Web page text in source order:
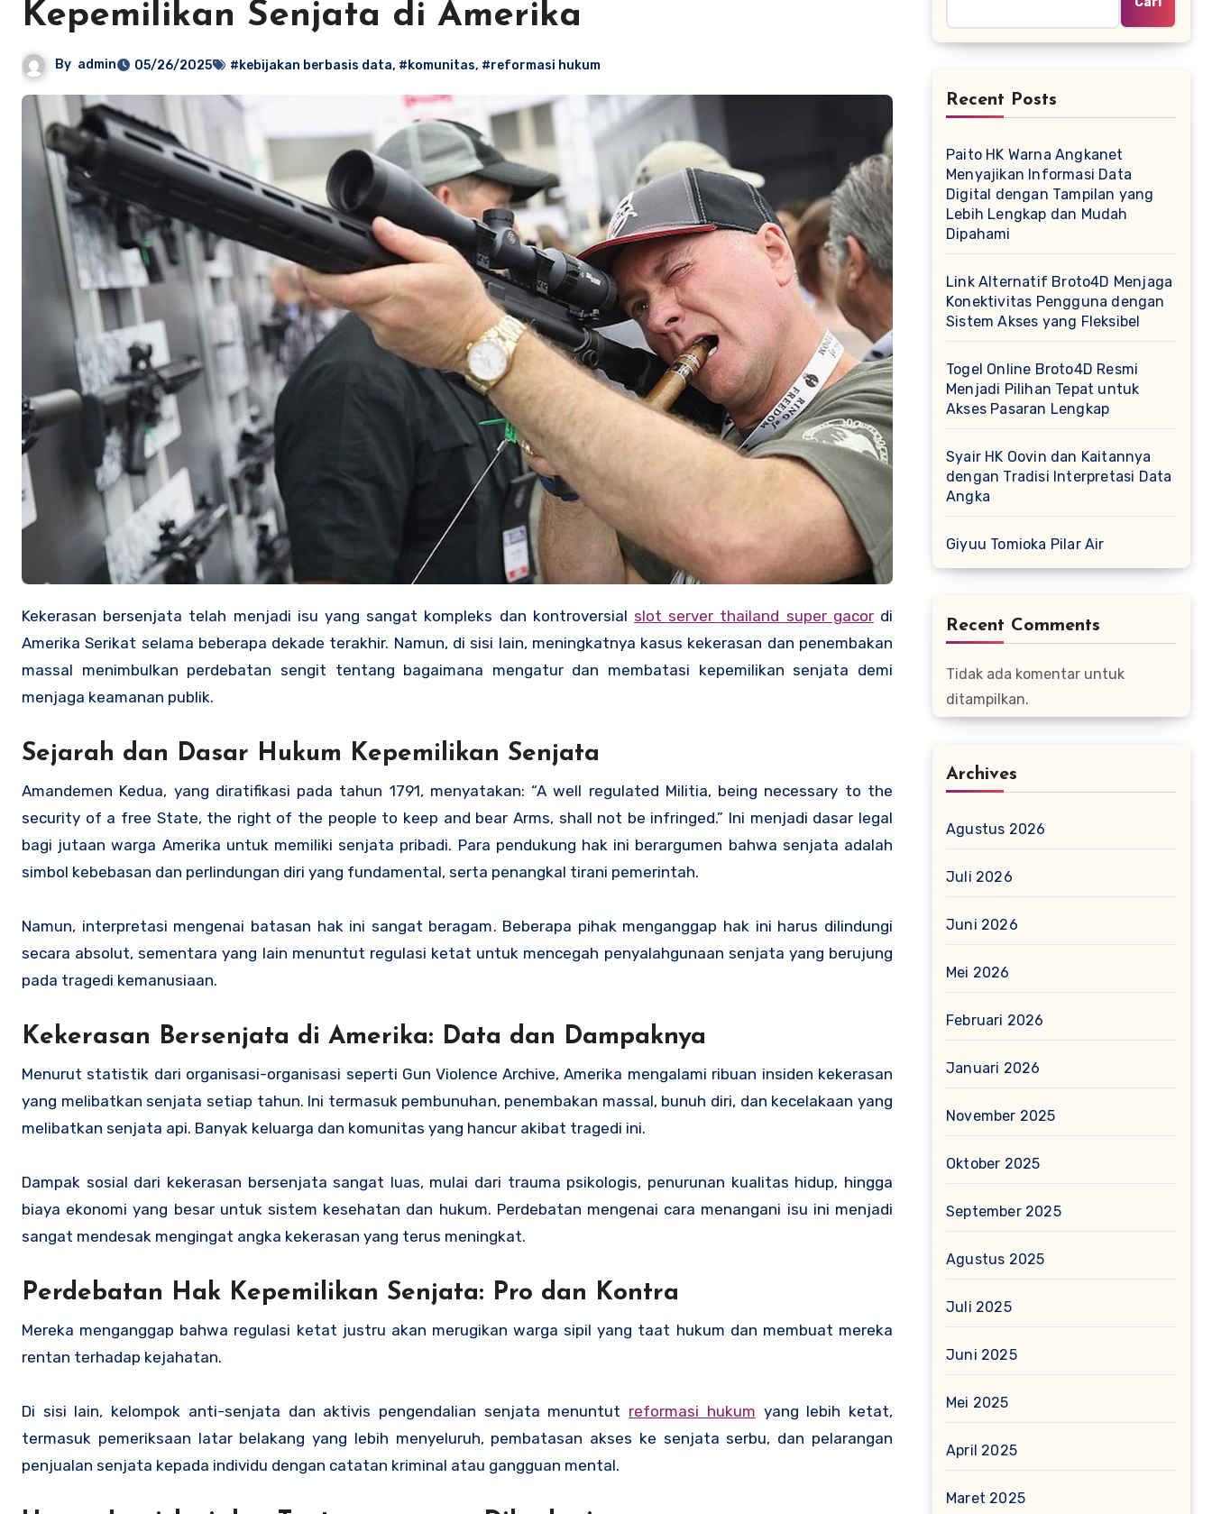
Kepemilikan Senjata di Amerika
By admin 05/26/2025 #kebijakan berbasis data, #komunitas, #reformasi hukum
Kekerasan bersenjata telah menjadi isu yang sangat kompleks dan kontroversial slot server thailand super gacordi
Amerika Serikat selama beberapa dekade terakhir. Namun, di sisi lain, meningkatnya kasus kekerasan dan penembakan
massal menimbulkan perdebatan sengit tentang bagaimana mengatur dan membatasi kepemilikan senjata demi
menjaga keamanan publik.
Sejarah dan Dasar Hukum Kepemilikan Senjata
Amandemen Kedua, yang diratifikasi pada tahun 1791, menyatakan: “A well regulated Militia, being necessary to the
security of a free State, the right of the people to keep and bear Arms, shall not be infringed.” Ini menjadi dasar legal
bagi jutaan warga Amerika untuk memiliki senjata pribadi. Para pendukung hak ini berargumen bahwa senjata adalah
simbol kebebasan dan perlindungan diri yang fundamental, serta penangkal tirani pemerintah.
Namun, interpretasi mengenai batasan hak ini sangat beragam. Beberapa pihak menganggap hak ini harus dilindungi
secara absolut, sementara yang lain menuntut regulasi ketat untuk mencegah penyalahgunaan senjata yang berujung
pada tragedi kemanusiaan.
Kekerasan Bersenjata di Amerika: Data dan Dampaknya
Menurut statistik dari organisasi-organisasi seperti Gun Violence Archive, Amerika mengalami ribuan insiden kekerasan
yang melibatkan senjata setiap tahun. Ini termasuk pembunuhan, penembakan massal, bunuh diri, dan kecelakaan yang
melibatkan senjata api. Banyak keluarga dan komunitas yang hancur akibat tragedi ini.
Dampak sosial dari kekerasan bersenjata sangat luas, mulai dari trauma psikologis, penurunan kualitas hidup, hingga
biaya ekonomi yang besar untuk sistem kesehatan dan hukum. Perdebatan mengenai cara menangani isu ini menjadi
sangat mendesak mengingat angka kekerasan yang terus meningkat.
Perdebatan Hak Kepemilikan Senjata: Pro dan Kontra
Mereka menganggap bahwa regulasi ketat justru akan merugikan warga sipil yang taat hukum dan membuat mereka
rentan terhadap kejahatan.
Di sisi lain, kelompok anti-senjata dan aktivis pengendalian senjata menuntut reformasi hukum yang lebih ketat,
termasuk pemeriksaan latar belakang yang lebih menyeluruh, pembatasan akses ke senjata serbu, dan pelarangan
penjualan senjata kepada individu dengan catatan kriminal atau gangguan mental.
Recent Posts
Paito HK Warna Angkanet
Menyajikan Informasi Data
Digital dengan Tampilan yang
Lebih Lengkap dan Mudah
Dipahami
Link Alternatif Broto4D Menjaga
Konektivitas Pengguna dengan
Sistem Akses yang Fleksibel
Togel Online Broto4D Resmi
Menjadi Pilihan Tepat untuk
Akses Pasaran Lengkap
Syair HK Oovin dan Kaitannya
dengan Tradisi Interpretasi Data
Angka
Giyuu Tomioka Pilar Air
Recent Comments
Tidak ada komentar untuk
ditampilkan.
Archives
Agustus 2026
Juli 2026
Juni 2026
Mei 2026
Februari 2026
Januari 2026
November 2025
Oktober 2025
September 2025
Agustus 2025
Juli 2025
Juni 2025
Mei 2025
April 2025
Maret 2025